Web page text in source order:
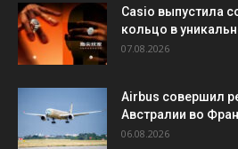
Casio выпустила
кольцо в
07.08.2026
Airbus совершил
Австралии во
06.08.2026